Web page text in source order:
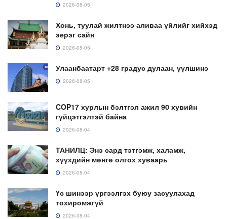
2026-08-05
Хонь, туулай жилтнээ аливаа үйлийг хийхэд
эерэг сайн
2026-08-05
Улаанбаатарт +28 градус дулаан, үүлшинэ
2026-08-05
COP17 хурлын бэлтгэл ажил 90 хувийн
гүйцэтгэлтэй байна
2026-08-04
ТАНИЛЦ: Энэ сард тэтгэмж, халамж,
хүүхдийн мөнгө олгох хуваарь
2026-08-04
Үс шинээр үргээлгэх буюу засуулахад
тохиромжгүй
2026-08-04